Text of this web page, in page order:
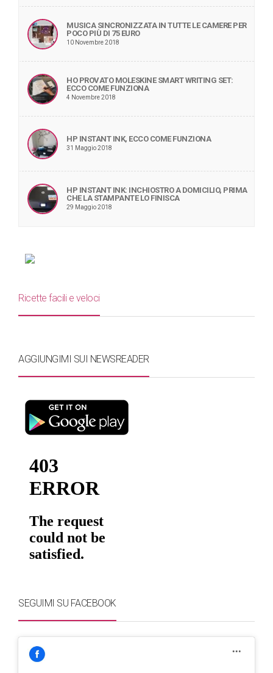
MUSICA SINCRONIZZATA IN TUTTE LE CAMERE PER
POCO PIÙ DI 75 EURO
10 Novembre 2018
HO PROVATO MOLESKINE SMART WRITING SET:
ECCO COME FUNZIONA
4 Novembre 2018
HP INSTANT INK, ECCO COME FUNZIONA
31 Maggio 2018
HP INSTANT INK: INCHIOSTRO A DOMICILIO, PRIMA
CHE LA STAMPANTE LO FINISCA
29 Maggio 2018
Ricette facili e veloci
AGGIUNGIMI SUI NEWSREADER
SEGUIMI SU FACEBOOK